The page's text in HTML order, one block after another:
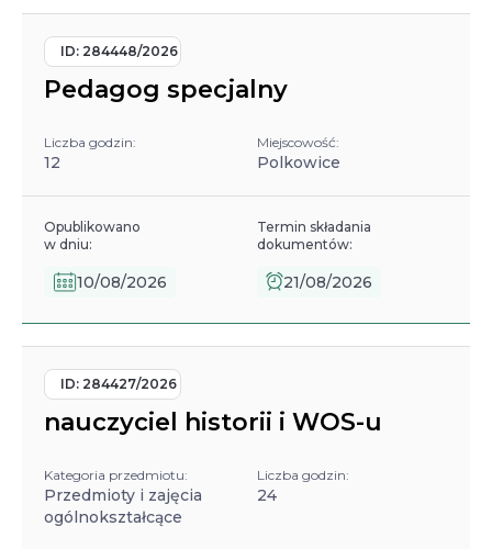
ID: 284448/2026
Pedagog specjalny
Liczba godzin:
12
Miejscowość:
Polkowice
Opublikowano
w dniu:
10/08/2026
Termin składania
dokumentów:
21/08/2026
ID: 284427/2026
nauczyciel historii i WOS-u
Kategoria przedmiotu:
Przedmioty i zajęcia
ogólnokształcące
Liczba godzin:
24